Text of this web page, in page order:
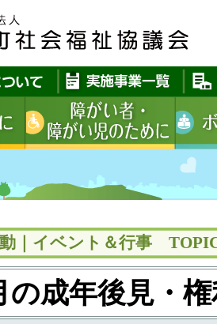
｜イベント＆行事
の成年後見・